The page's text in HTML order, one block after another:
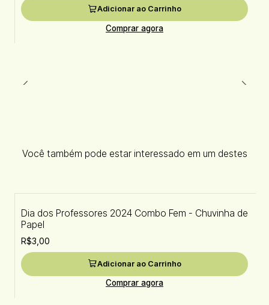
Adicionar ao Carrinho
Comprar agora
Você também pode estar interessado em um destes
Dia dos Professores 2024 Combo Fem - Chuvinha de
Papel
R$3,00
Adicionar ao Carrinho
Comprar agora